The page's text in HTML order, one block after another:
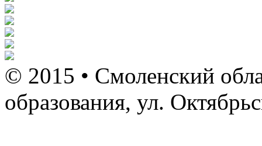
© 2015 • Смоленский
образования, ул.